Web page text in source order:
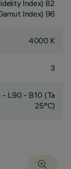
Index) 82
Index) 96
4000 K
3
L90 - B10 (Ta
25°C)